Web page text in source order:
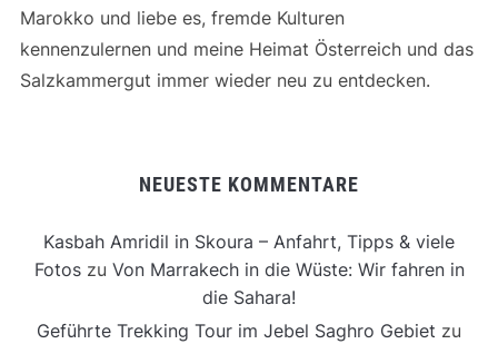
Marokko und liebe es, fremde Kulturen
kennenzulernen und meine Heimat Österreich und das
Salzkammergut immer wieder neu zu entdecken.
NEUESTE KOMMENTARE
Kasbah Amridil in Skoura – Anfahrt, Tipps & viele
Fotoszu Von Marrakech in die Wüste: Wir fahren in
die Sahara!
Geführte Trekking Tour im Jebel Saghro Gebiet zu